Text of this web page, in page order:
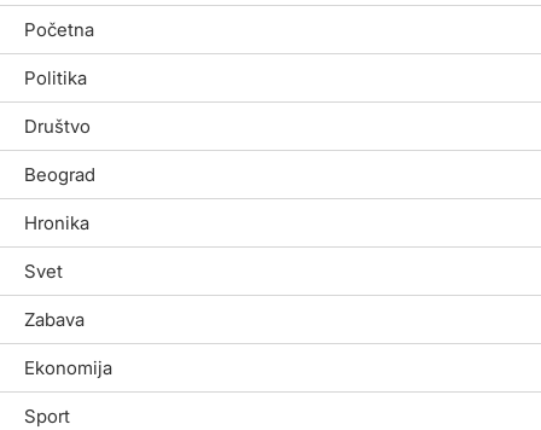
Početna
Politika
Društvo
Beograd
Hronika
Svet
Zabava
Ekonomija
Sport